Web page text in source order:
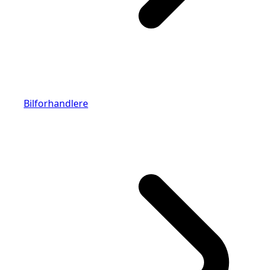
Bilforhandlere